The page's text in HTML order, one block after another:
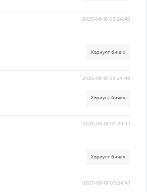
2025-08-18 03:24:49
Хариулт бичих
2025-08-18 03:24:48
Хариулт бичих
2025-08-18 03:24:47
Хариулт бичих
2025-08-18 03:24:47